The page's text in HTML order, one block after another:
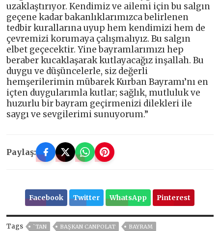
uzaklaştırıyor. Kendimiz ve ailemi için bu salgın
geçene kadar bakanlıklarımızca belirlenen
tedbir kurallarına uyup hem kendimizi hem de
çevremizi korumaya çalışmalıyız. Bu salgın
elbet geçecektir. Yine bayramlarımızı hep
beraber kucaklaşarak kutlayacağız inşallah. Bu
duygu ve düşüncelerle, siz değerli
hemşerilerimin mübarek Kurban Bayramı’nı en
içten duygularımla kutlar; sağlık, mutluluk ve
huzurlu bir bayram geçirmenizi dilekleri ile
saygı ve sevgilerimi sunuyorum.”
Paylaş:
Facebook Twitter WhatsApp Pinterest
Tags `TAN BAŞKAN CANPOLAT
BAYRAM